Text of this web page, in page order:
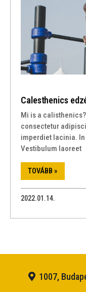
Calesthenics
Mi is a
consectetur
imperdiet lacinia.
Vestibulum laoreet
TOVÁBB »
2022.01.14.
1007,